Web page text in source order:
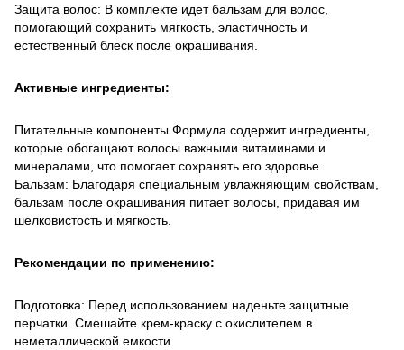
Защита волос: В комплекте идет бальзам для волос,
помогающий сохранить мягкость, эластичность и
естественный блеск после окрашивания.
Активные ингредиенты:
Питательные компоненты Формула содержит ингредиенты,
которые обогащают волосы важными витаминами и
минералами, что помогает сохранять его здоровье.
Бальзам: Благодаря специальным увлажняющим свойствам,
бальзам после окрашивания питает волосы, придавая им
шелковистость и мягкость.
Рекомендации по применению:
Подготовка: Перед использованием наденьте защитные
перчатки. Смешайте крем-краску с окислителем в
неметаллической емкости.